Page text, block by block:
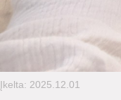
Įkelta: 2025.12.01